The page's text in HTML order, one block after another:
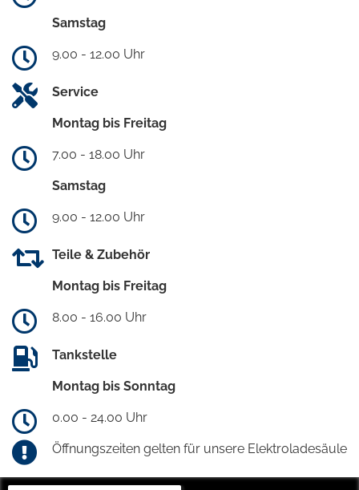
Samstag
9.00 - 12.00 Uhr
Service
Montag bis Freitag
7.00 - 18.00 Uhr
Samstag
9.00 - 12.00 Uhr
Teile & Zubehör
Montag bis Freitag
8.00 - 16.00 Uhr
Tankstelle
Montag bis Sonntag
0.00 - 24.00 Uhr
Öffnungszeiten gelten für unsere Elektroladesäule